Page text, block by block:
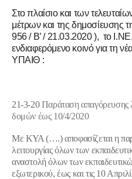
Στο πλαίσιο και των
μέτρων και της
956 / Β’ / 21.03.2020 ), το
ενδιαφερόμενο κοινό για τη
ΥΠΑΙΘ :
21-3-20Παράταση απαγόρευσης
δομών έως 10/4/2020
Με ΚΥΑ (….) αποφασίζεται η
λειτουργίας όλων των
αναστολή όλων των
εξωτερικού, έως και τις 10